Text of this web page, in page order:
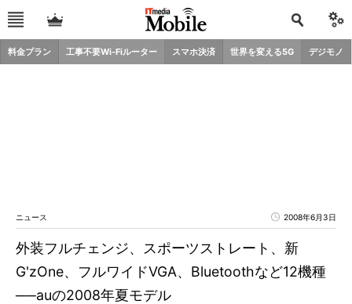
料金プラン 工事不要Wi-Fiルーター スマホ決済 世界を変える5G デジモノ
ニュース 2008年6月3日
外装フルチェンジ、スポーツストレート、新
G'zOne、フルワイドVGA、Bluetoothなど12機種
──auの2008年夏モデル